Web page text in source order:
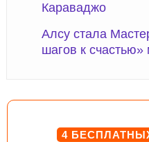
Караваджо
Алсу стала
шагов к
4